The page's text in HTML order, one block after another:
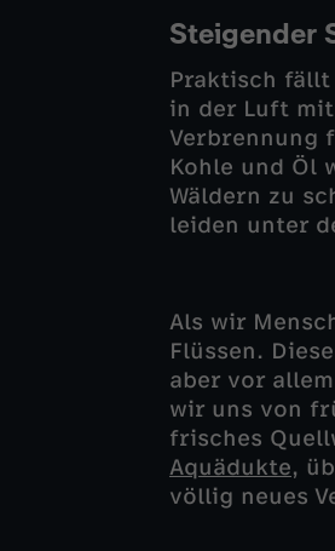
Steigender
Praktisch fällt
in der Luft mit
Verbrennung
Kohle und Öl
Wäldern zu
leiden unter
Als wir
Flüssen.
aber vor
wir uns von
frisches
Aquädukte,
völlig neues